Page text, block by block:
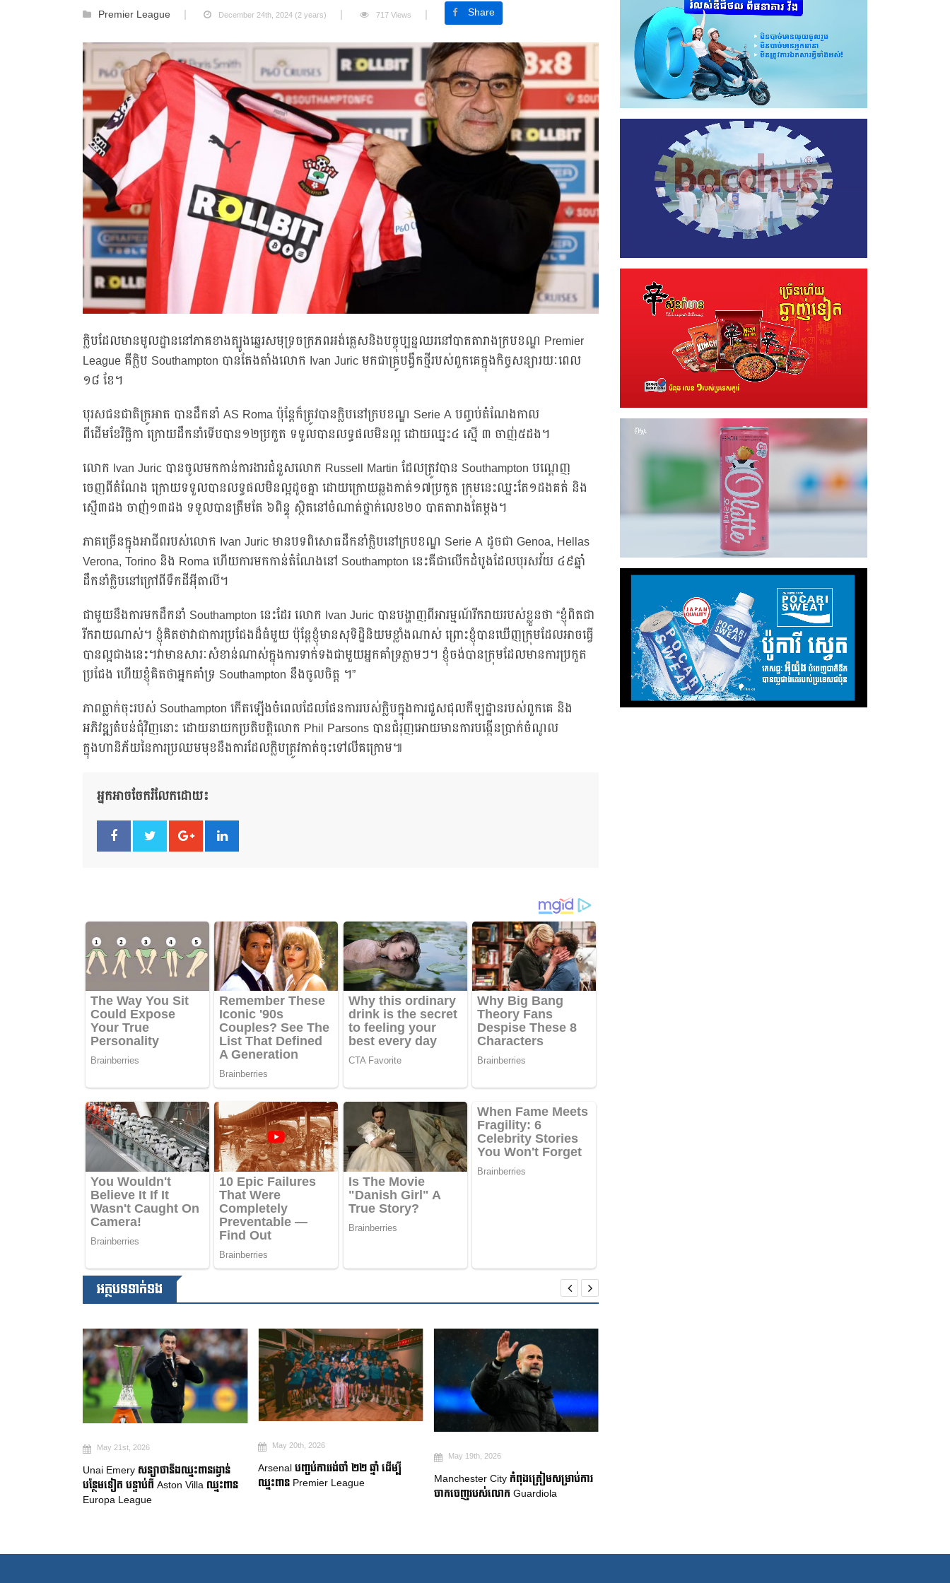
Premier League December 24th, 2024 (2 years) 717 Views Share
ក្លិបដែលមានមូលដ្ឋាននៅភាគខាងត្បូងឆ្នេរសមុទ្រចក្រភពអង់គ្លេសនិងបច្ចុប្បន្នឈរនៅបាតតារាងក្របខណ្ឌ Premier
League គឺក្លិប Southampton បានតែងតាំងលោក Ivan Juric មកជាគ្រូបង្វឹកថ្មីរបស់ពួកគេក្នុងកិច្ចសន្យារយៈពេល
១៨ ខែ។
បុរសជនជាតិក្រូអាត បានដឹកនាំ AS Roma ប៉ុន្តែក៏ត្រូវបានក្លិបនៅក្របខណ្ឌ Serie A បញ្ចប់តំណែងកាល
ពីដើមខែវិច្ឆិកា ក្រោយដឹកនាំទើបបាន១២ប្រកួត ទទួលបានលទ្ធផលមិនល្អ ដោយឈ្នះ៤ ស្មើ ៣ ចាញ់៥ដង។
លោក Ivan Juric បានចូលមកកាន់ការងារជំនួសលោក Russell Martin ដែលត្រូវបាន Southampton បណ្តេញ
ចេញពីតំណែង ក្រោយទទួលបានលទ្ធផលមិនល្អដូចគ្នា ដោយក្រោយឆ្លងកាត់១៧ប្រកួត ក្រុមនេះឈ្នះតែ១ដងគត់ និង
ស្មើ៣ដង ចាញ់១៣ដង ទទួលបានត្រឹមតែ ៦ពិន្ទុ ស្ថិតនៅចំណាត់ថ្នាក់លេខ២០ បាតតារាងតែម្តង។
ភាគច្រើនក្នុងអាជីពរបស់លោក Ivan Juric មានបទពិសោធដឹកនាំក្លិបនៅក្របខណ្ឌ Serie A ដូចជា Genoa, Hellas
Verona, Torino និង Roma ហើយការមកកាន់តំណែងនៅ Southampton នេះគឺជាលើកដំបូងដែលបុរសវ័យ ៤៩ឆ្នាំ
ដឹកនាំក្លិបនៅក្រៅពីទឹកដីអ៊ីតាលី។
ជាមួយនឹងការមកដឹកនាំ Southampton នេះដែរ លោក Ivan Juric បានបង្ហាញពីអារម្មណ៍រីករាយរបស់ខ្លួនថា “ខ្ញុំពិតជា
រីករាយណាស់។ ខ្ញុំគិតថាវាជាការប្រជែងដ៏ធំមួយ ប៉ុន្តែខ្ញុំមានសុទិដ្ឋិនិយមខ្លាំងណាស់ ព្រោះខ្ញុំបានឃើញក្រុមដែលអាចធ្វើ
បានល្អជាងនេះ។វាមានសារៈសំខាន់ណាស់ក្នុងការទាក់ទងជាមួយអ្នកគាំទ្រភ្លាមៗ។ ខ្ញុំចង់បានក្រុមដែលមានការប្រកួត
ប្រជែង ហើយខ្ញុំគិតថាអ្នកគាំទ្រ Southampton នឹងចូលចិត្ត ។”
ភាពធ្លាក់ចុះរបស់ Southampton កើតឡើងចំពេលដែលផែនការរបស់ក្លិបក្នុងការជួសជុលកីឡដ្ឋានរបស់ពួកគេ និង
អភិវឌ្ឍតំបន់ជុំវិញនោះ ដោយនាយកប្រតិបត្តិលោក Phil Parsons បានជំរុញអោយមានការបង្កើនប្រាក់ចំណូល
ក្នុងហានិភ័យនៃការប្រឈមមុខនឹងការដែលក្លិបត្រូវកាត់ចុះទៅលីគក្រោម៕
អ្នកអាចចែករំលែកដោយ៖
អត្ថបទទាក់ទង
May 20th, 2026
Arsenal បញ្ចប់ការរង់ចាំ ២២ ឆ្នាំ ដើម្បី
ឈ្នះពាន Premier League
Manchester City កំពុងត្រៀមសម្រាប់ការ
ចាកចេញរបស់លោក Guardiola
ការប្រកាសក្រុមជម្រើសជាតិប្រេស៊ីល៖
Neymar សម្រេចបានក្តីសុបិន World Cup